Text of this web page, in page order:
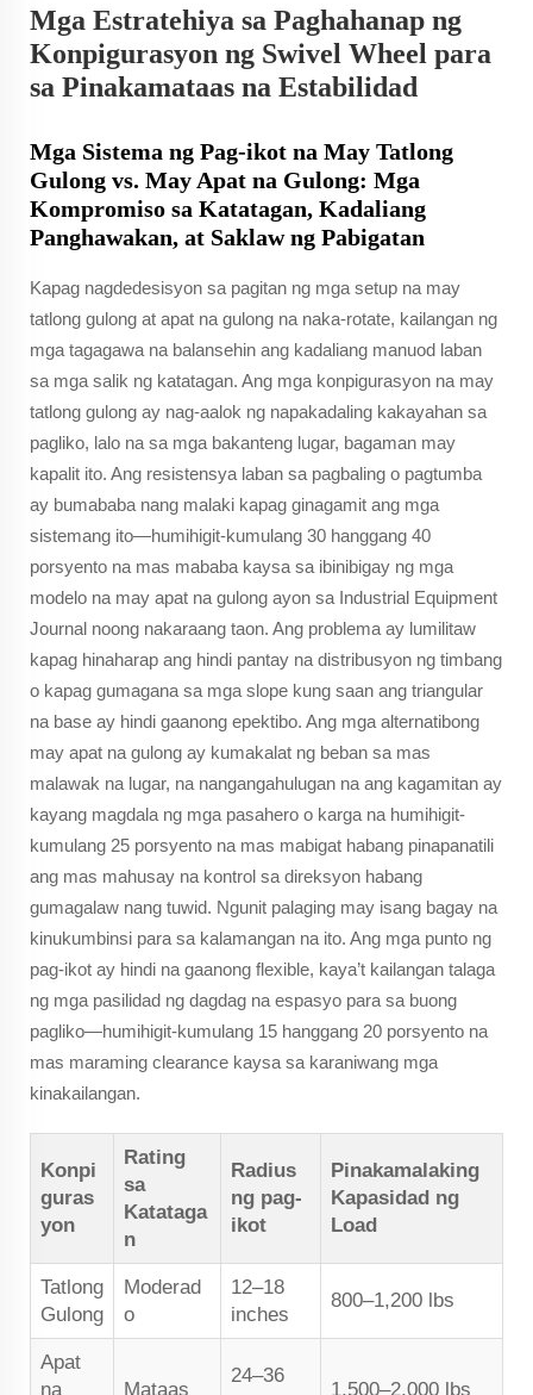
Mga Estratehiya sa Paghahanap ng
Konpigurasyon ng Swivel Wheel para
sa Pinakamataas na Estabilidad
Mga Sistema ng Pag-ikot na May Tatlong
Gulong vs. May Apat na Gulong: Mga
Kompromiso sa Katatagan, Kadaliang
Panghawakan, at Saklaw ng Pabigatan
Kapag nagdedesisyon sa pagitan ng mga setup na may
tatlong gulong at apat na gulong na naka-rotate, kailangan ng
mga tagagawa na balansehin ang kadaliang manuod laban
sa mga salik ng katatagan. Ang mga konpigurasyon na may
tatlong gulong ay nag-aalok ng napakadaling kakayahan sa
pagliko, lalo na sa mga bakanteng lugar, bagaman may
kapalit ito. Ang resistensya laban sa pagbaling o pagtumba
ay bumababa nang malaki kapag ginagamit ang mga
sistemang ito—humihigit-kumulang 30 hanggang 40
porsyento na mas mababa kaysa sa ibinibigay ng mga
modelo na may apat na gulong ayon sa Industrial Equipment
Journal noong nakaraang taon. Ang problema ay lumilitaw
kapag hinaharap ang hindi pantay na distribusyon ng timbang
o kapag gumagana sa mga slope kung saan ang triangular
na base ay hindi gaanong epektibo. Ang mga alternatibong
may apat na gulong ay kumakalat ng beban sa mas
malawak na lugar, na nangangahulugan na ang kagamitan ay
kayang magdala ng mga pasahero o karga na humihigit-
kumulang 25 porsyento na mas mabigat habang pinapanatili
ang mas mahusay na kontrol sa direksyon habang
gumagalaw nang tuwid. Ngunit palaging may isang bagay na
kinukumbinsi para sa kalamangan na ito. Ang mga punto ng
pag-ikot ay hindi na gaanong flexible, kaya’t kailangan talaga
ng mga pasilidad ng dagdag na espasyo para sa buong
pagliko—humihigit-kumulang 15 hanggang 20 porsyento na
mas maraming clearance kaysa sa karaniwang mga
kinakailangan.
Konpi
guras
yon
Rating
sa
Katataga
n
Radius
ng pag-
ikot
Pinakamalaking
Kapasidad ng
Load
Tatlong
Gulong
Moderad
o
12–18
inches
800–1,200 lbs
Apat
na
Mataas
24–36
1,500–2,000 lbs